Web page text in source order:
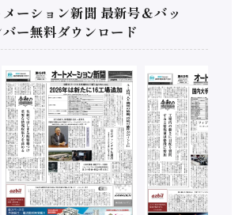
ーション新聞 最新号＆バッ
ー無料ダウンロード